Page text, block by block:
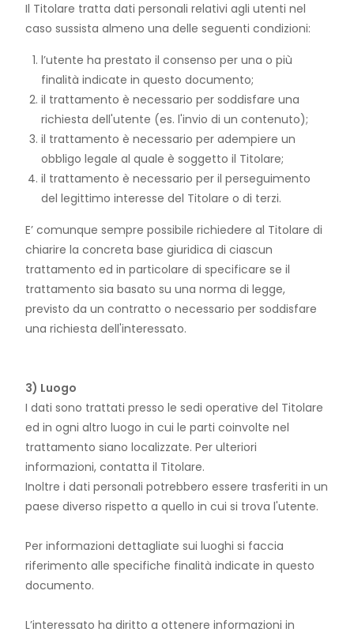
Il Titolare tratta dati personali relativi agli utenti nel
caso sussista almeno una delle seguenti condizioni:
l’utente ha prestato il consenso per una o più
finalità indicate in questo documento;
il trattamento è necessario per soddisfare una
richiesta dell'utente (es. l'invio di un contenuto);
il trattamento è necessario per adempiere un
obbligo legale al quale è soggetto il Titolare;
il trattamento è necessario per il perseguimento
del legittimo interesse del Titolare o di terzi.
E’ comunque sempre possibile richiedere al Titolare di
chiarire la concreta base giuridica di ciascun
trattamento ed in particolare di specificare se il
trattamento sia basato su una norma di legge,
previsto da un contratto o necessario per soddisfare
una richiesta dell'interessato.
3) Luogo
I dati sono trattati presso le sedi operative del Titolare
ed in ogni altro luogo in cui le parti coinvolte nel
trattamento siano localizzate. Per ulteriori
informazioni, contatta il Titolare.
Inoltre i dati personali potrebbero essere trasferiti in un
paese diverso rispetto a quello in cui si trova l'utente.
Per informazioni dettagliate sui luoghi si faccia
riferimento alle specifiche finalità indicate in questo
documento.
L’interessato ha diritto a ottenere informazioni in